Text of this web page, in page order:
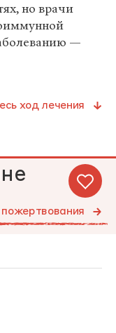
но врачи
—
ход лечения
пожертвования